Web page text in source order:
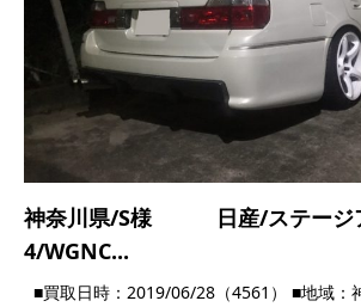
神奈川県/S様 日産/ステージ
4/WGNC...
■買取日時：2019/06/28（4561） ■地域：